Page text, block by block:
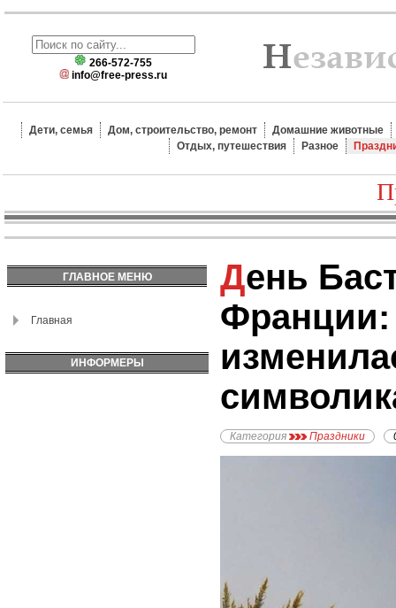
266-572-755
info@free-press.ru
Дети, семья Дом, строительство, ремонт
Домашние животные
Отдых, путешествия
Разное
ГЛАВНОЕ МЕНЮ
Главная
ИНФОРМЕРЫ
День Бастилии во
Франции:
Категория Праздники